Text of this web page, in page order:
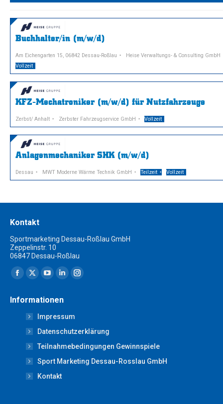
Buchhalter/in (m/w/d)
Am Eichengarten 15, 06842 Dessau-Roßlau
Heise Verwaltungs- & Consulting GmbH
Vollzeit
KFZ-Mechatroniker (m/w/d) für Nutzfahrzeuge
Zerbst/ Anhalt Zerbster Fahrzeugservice GmbH Vollzeit
Anlagenmechaniker SHK (m/w/d)
Dessau MWT Moderne Wärme Technik GmbH Teilzeit Vollzeit
Kontakt
Sportmarketing Dessau-Roßlau GmbH
Zeppelinstr. 10
06847 Dessau-Roßlau
Finden Sie uns auf:
Facebook
opens
new
window
X
opens
in
new
window
YouTube
opens
in
new
window
Linkedin
opens
in
new
window
Instagram
new
window
Informationen
Impressum
Datenschutzerklärung
Teilnahmebedingungen Gewinnspiele
Sport Marketing Dessau-Rosslau GmbH
Kontakt